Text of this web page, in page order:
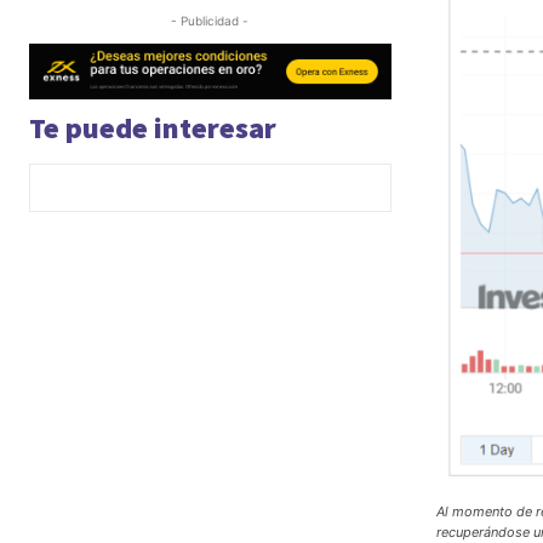
- Publicidad -
Te puede interesar
Al momento de
recuperándose